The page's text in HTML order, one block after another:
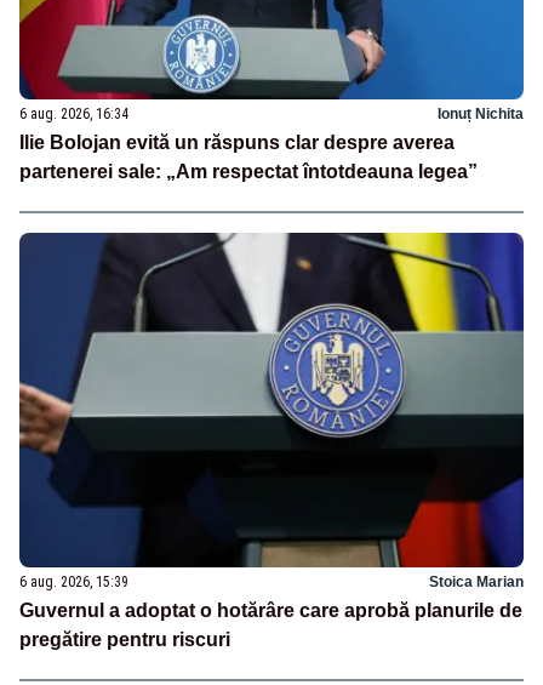
6 aug. 2026, 16:34 Ionuț Nichita
Ilie Bolojan evită un răspuns clar despre averea
partenerei sale: „Am respectat întotdeauna legea”
6 aug. 2026, 15:39 Stoica Marian
Guvernul a adoptat o hotărâre care aprobă planurile de
pregătire pentru riscuri